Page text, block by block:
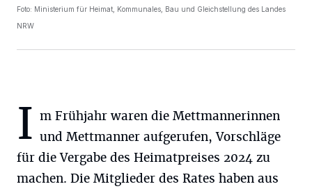
Foto: Ministerium für Heimat, Kommunales, Bau und Gleichstellung des Landes
NRW
I m Frühjahr waren die Mettmannerinnen
und Mettmanner aufgerufen, Vorschläge
für die Vergabe des Heimatpreises 2024 zu
machen. Die Mitglieder des Rates haben aus